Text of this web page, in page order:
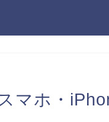
マホ・